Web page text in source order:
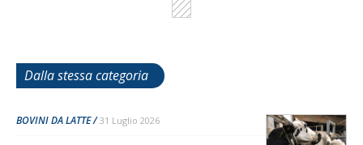
Dalla stessa categoria
BOVINI DA LATTE 31 Luglio 2026